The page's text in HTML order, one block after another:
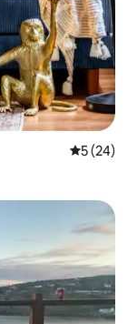
평점 5점(5
5 (24)